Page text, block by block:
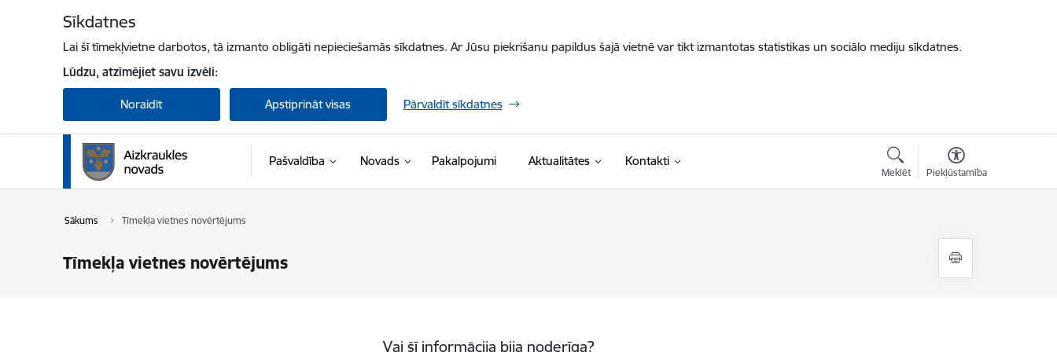
Sīkdatnes
Lai šī tīmekļvietne darbotos, tā izmanto obligāti nepieciešamās sīkdatnes. Ar Jūsu piekrišanu papildus šajā vietnē var tikt izmantotas statistikas un sociālo mediju sīkdatnes.
Lūdzu, atzīmējiet savu izvēli:
Noraidīt Apstiprināt visas Pārvaldīt sīkdatnes
Pašvaldība Novads Pakalpojumi Aktualitātes Kontakti
Meklēt Piekļūstamība
Sākums Tīmekļa vietnes novērtējums
Tīmekļa vietnes novērtējums
Vai šī informācija bija noderīga?